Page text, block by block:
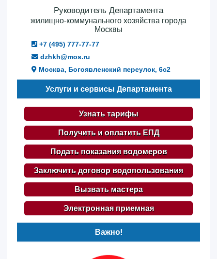
Руководитель Департамента
жилищно-коммунального хозяйства города
Москвы
+7 (495) 777-77-77
dzhkh@mos.ru
Москва, Богоявленский переулок, 6с2
Услуги и сервисы Департамента
Узнать тарифы
Получить и оплатить ЕПД
Подать показания водомеров
Заключить договор водопользования
Вызвать мастера
Электронная приемная
Важно!